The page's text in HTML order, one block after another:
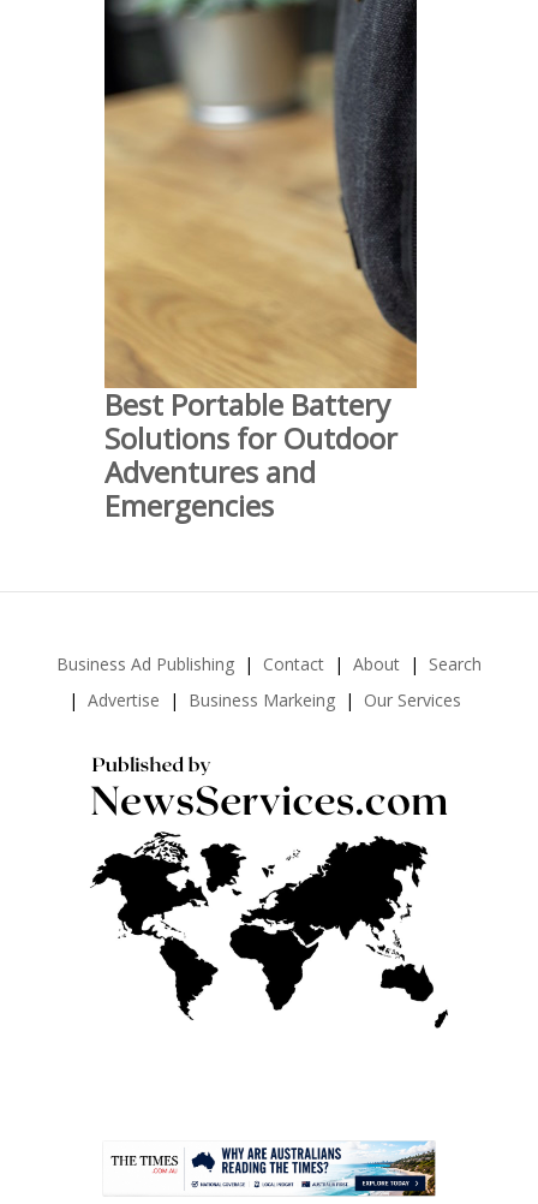
Best Portable Battery
Solutions for Outdoor
Adventures and
Emergencies
Business Ad Publishing Contact About
Search
Advertise
Business Markeing Our Services